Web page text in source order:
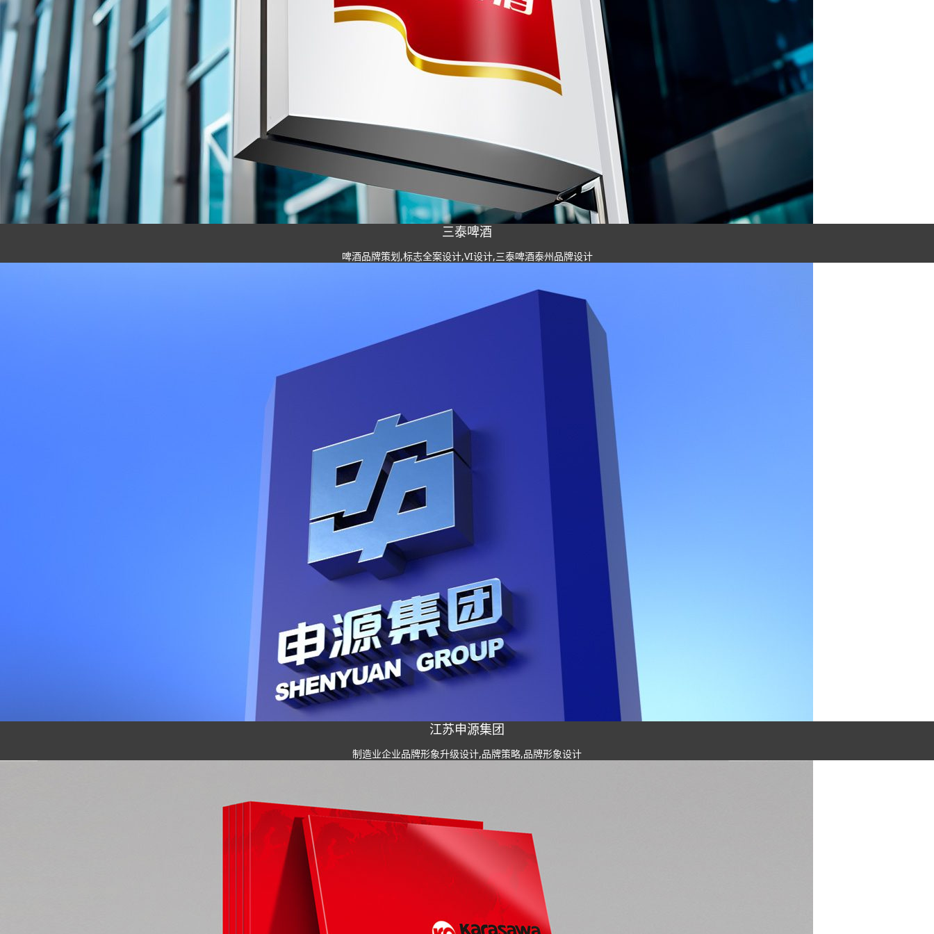
三泰啤酒
啤酒品牌策划,标志全案设计,VI设计,三泰啤酒泰州品牌设计
江苏申源集团
制造业企业品牌形象升级设计,品牌策略,品牌形象设计